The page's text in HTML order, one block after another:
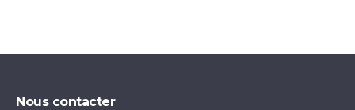
Nous contacter